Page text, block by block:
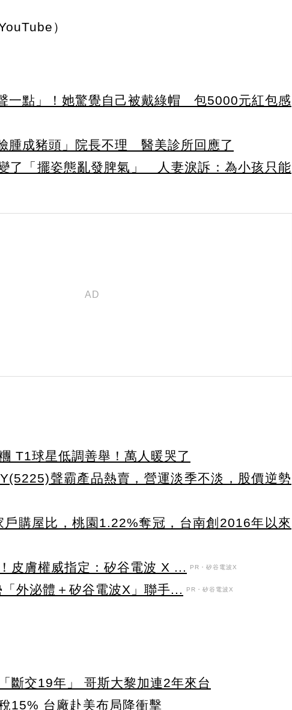
）
一點」！她驚覺自己被戴綠帽 包5000元紅包感
腫成豬頭」院長不理 醫美診所回應了
了「擺姿態亂發脾氣」 人妻淚訴：為小孩只能
T1球星低調善舉！萬人暖哭了
聲霸產品熱賣，營運淡季不淡，股價逆勢
戶購屋比，桃園1.22%奪冠，台南創2016年以來
皮膚權威指定：矽谷電波 X ...
PR・矽谷電波X
外泌體＋矽谷電波X」聯手... PR・矽谷電波X
斷交19年」 哥斯大黎加連2年來台
15% 台廠赴美布局降衝擊